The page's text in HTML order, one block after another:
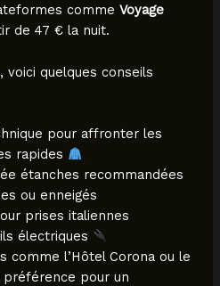
comme Voyage
de 47 € la nuit.
voici quelques conseils
pour affronter les
rapides
étanches recommandées
ou enneigés
prises italiennes
électriques
comme l’Hôtel Corona ou le
préférence pour un